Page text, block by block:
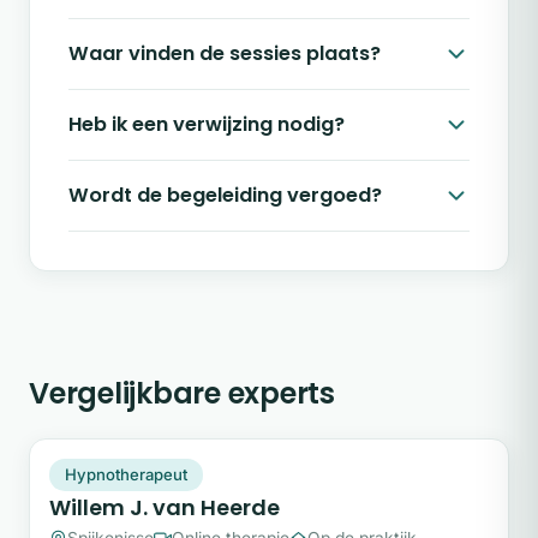
Waar vinden de sessies plaats?
Heb ik een verwijzing nodig?
Wordt de begeleiding vergoed?
Vergelijkbare experts
Snel beschikbaar
Hypnotherapeut
Willem J. van Heerde